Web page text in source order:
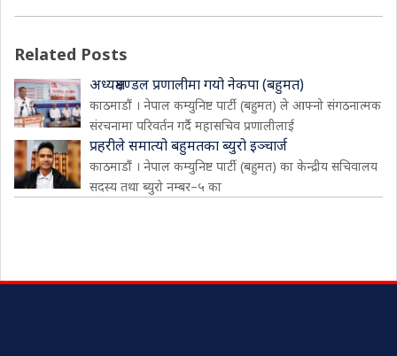
Related Posts
अध्यक्षमण्डल प्रणालीमा गयो नेकपा (बहुमत)
काठमाडौं । नेपाल कम्युनिष्ट पार्टी (बहुमत) ले आफ्नो संगठनात्मक
संरचनामा परिवर्तन गर्दै महासचिव प्रणालीलाई
प्रहरीले समात्यो बहुमतका ब्युरो इञ्चार्ज
काठमाडौं । नेपाल कम्युनिष्ट पार्टी (बहुमत) का केन्द्रीय सचिवालय
सदस्य तथा ब्युरो नम्बर–५ का